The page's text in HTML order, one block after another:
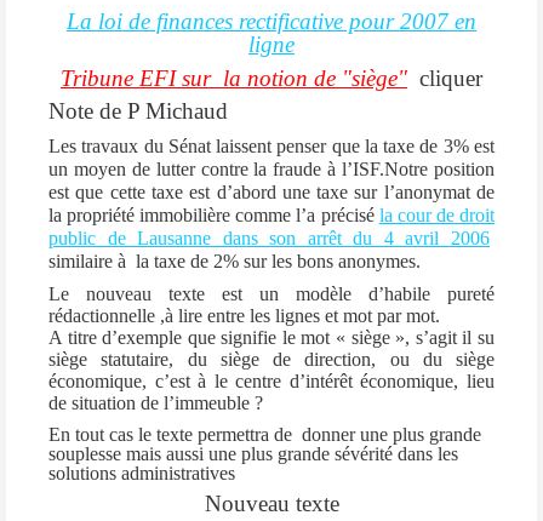
La loi de finances rectificative pour 2007 en
ligne
Tribune EFI sur la notion de "siège" cliquer
Note de P Michaud
Les travaux du Sénat laissent penser que la taxe de 3% est
un moyen de lutter contre la fraude à l’ISF.Notre position
est que cette taxe est d’abord une taxe sur l’anonymat de
la propriété immobilière comme l’a précisé la cour de droit
public de Lausanne dans son arrêt du 4 avril 2006
similaire à la taxe de 2% sur les bons anonymes.
Le nouveau texte est un modèle d’habile pureté
rédactionnelle ,à lire entre les lignes et mot par mot.
A titre d’exemple que signifie le mot « siège », s’agit il su
siège statutaire, du siège de direction, ou du siège
économique, c’est à le centre d’intérêt économique, lieu
de situation de l’immeuble ?
En tout cas le texte permettra de donner une plus grande
souplesse mais aussi une plus grande sévérité dans les
solutions administratives
Nouveau texte